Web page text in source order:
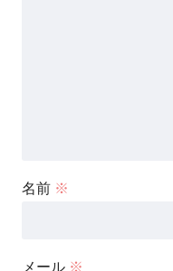
名前 ※
メール ※